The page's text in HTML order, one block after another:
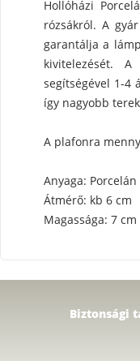
Hollóházi
rózsákról. A
garantálja a
kivitelezését. A
segítségével 1-4
így nagyobb
A plafonra
Anyaga: Porcelán
Átmérő: kb 6 cm
Magassága: 7 cm
Biztonsági